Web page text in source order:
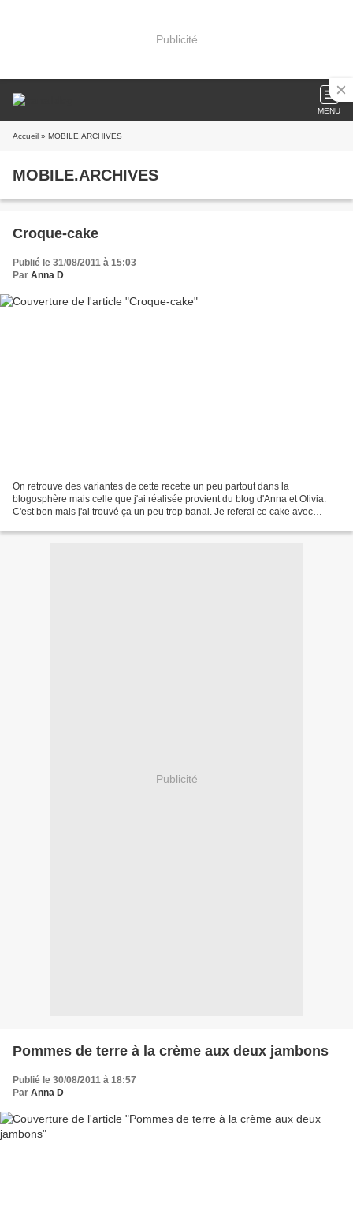
Publicité
MENU
Accueil » MOBILE.ARCHIVES
MOBILE.ARCHIVES
Croque-cake
Publié le 31/08/2011 à 15:03
Par Anna D
On retrouve des variantes de cette recette un peu partout dans la
blogosphère mais celle que j'ai réalisée provient du blog d'Anna et Olivia.
C'est bon mais j'ai trouvé ça un peu trop banal. Je referai ce cake avec
Publicité
Pommes de terre à la crème aux deux jambons
Publié le 30/08/2011 à 18:57
Par Anna D